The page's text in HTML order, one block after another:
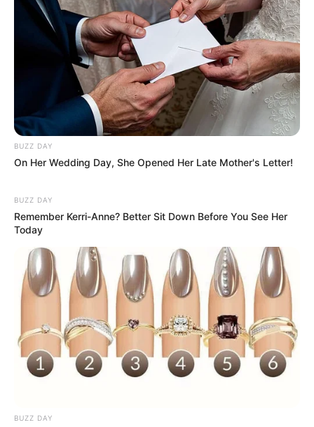
BUZZ DAY
On Her Wedding Day, She Opened Her Late Mother's Letter!
BUZZ DAY
Remember Kerri-Anne? Better Sit Down Before You See Her
Today
BUZZ DAY